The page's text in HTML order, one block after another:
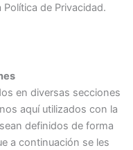
de Privacidad.
en diversas secciones
aquí utilizados con la
definidos de forma
a continuación se les